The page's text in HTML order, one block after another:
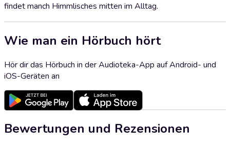
findet manch Himmlisches mitten im Alltag.
Wie man ein Hörbuch hört
Hör dir das Hörbuch in der Audioteka-App auf Android- und
iOS-Geräten an
Bewertungen und Rezensionen